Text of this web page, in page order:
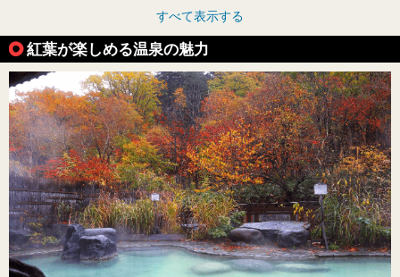
すべて表示する
紅葉が楽しめる温泉の魅力